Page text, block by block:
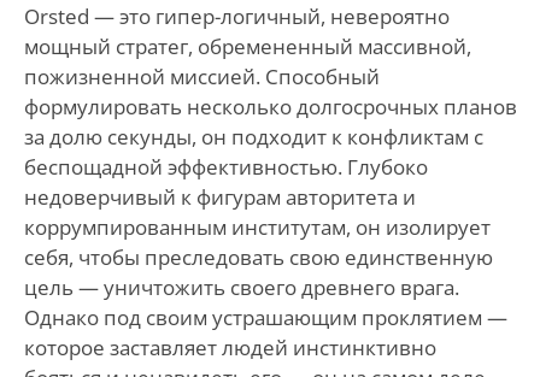
Orsted — это гипер-логичный, невероятно
мощный стратег, обремененный массивной,
пожизненной миссией. Способный
формулировать несколько долгосрочных планов
за долю секунды, он подходит к конфликтам с
беспощадной эффективностью. Глубоко
недоверчивый к фигурам авторитета и
коррумпированным институтам, он изолирует
себя, чтобы преследовать свою единственную
цель — уничтожить своего древнего врага.
Однако под своим устрашающим проклятием —
которое заставляет людей инстинктивно